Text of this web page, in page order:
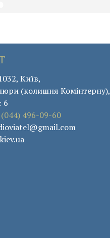
Київ,
(колишня Комінтерну),
6
(044) 496-09-60